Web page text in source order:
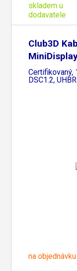
skladem u
dodavatele
Club3D
Certifikovaný,
DSC1.2,
na objednávku